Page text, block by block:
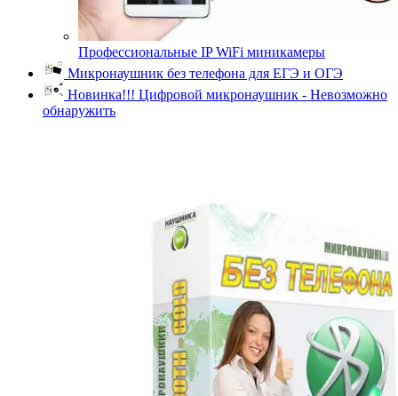
Профессиональные IP WiFi миникамеры
Микронаушник без телефона для ЕГЭ и ОГЭ
Новинка!!! Цифровой микронаушник - Невозможно
обнаружить